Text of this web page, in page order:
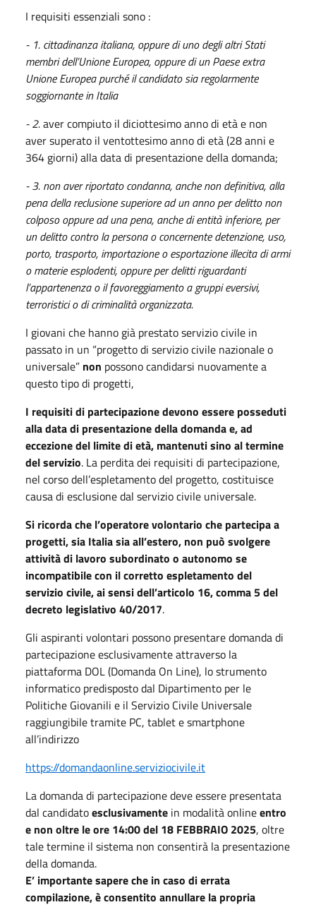
I requisiti essenziali sono :
- 1. cittadinanza italiana, oppure di uno degli altri Stati
membri dell’Unione Europea, oppure di un Paese extra
Unione Europea purché il candidato sia regolarmente
soggiornante in Italia
- 2.aver compiuto il diciottesimo anno di età e non
aver superato il ventottesimo anno di età (28 anni e
364 giorni) alla data di presentazione della domanda;
- 3. non aver riportato condanna, anche non definitiva, alla
pena della reclusione superiore ad un anno per delitto non
colposo oppure ad una pena, anche di entità inferiore, per
un delitto contro la persona o concernente detenzione, uso,
porto, trasporto, importazione o esportazione illecita di armi
o materie esplodenti, oppure per delitti riguardanti
l’appartenenza o il favoreggiamento a gruppi eversivi,
terroristici o di criminalità organizzata.
I giovani che hanno già prestato servizio civile in
passato in un “progetto di servizio civile nazionale o
universale” non possono candidarsi nuovamente a
questo tipo di progetti,
I requisiti di partecipazione devono essere posseduti
alla data di presentazione della domanda e, ad
eccezione del limite di età, mantenuti sino al termine
del servizio. La perdita dei requisiti di partecipazione,
nel corso dell’espletamento del progetto, costituisce
causa di esclusione dal servizio civile universale.
Si ricorda che l’operatore volontario che partecipa a
progetti, sia Italia sia all’estero, non può svolgere
attività di lavoro subordinato o autonomo se
incompatibile con il corretto espletamento del
servizio civile, ai sensi dell’articolo 16, comma 5 del
decreto legislativo 40/2017.
Gli aspiranti volontari possono presentare domanda di
partecipazione esclusivamente attraverso la
piattaforma DOL (Domanda On Line), lo strumento
informatico predisposto dal Dipartimento per le
Politiche Giovanili e il Servizio Civile Universale
raggiungibile tramite PC, tablet e smartphone
all’indirizzo
https://domandaonline.serviziocivile.it
La domanda di partecipazione deve essere presentata
dal candidatoesclusivamente in modalità onlineentro
e non oltre le ore 14:00 del 18 FEBBRAIO 2025, oltre
tale termine il sistema non consentirà la presentazione
della domanda.
E’ importante sapere che in caso di errata
compilazione, è consentito annullare la propria